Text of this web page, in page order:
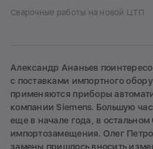
Сварочные работы на новой ЦТП
Александр Ананьев
с поставками импортного
применяются приборы
компании Siemens. Большую
еще в начале года, в
импортозамещения. Олег
замены пришлось вносить